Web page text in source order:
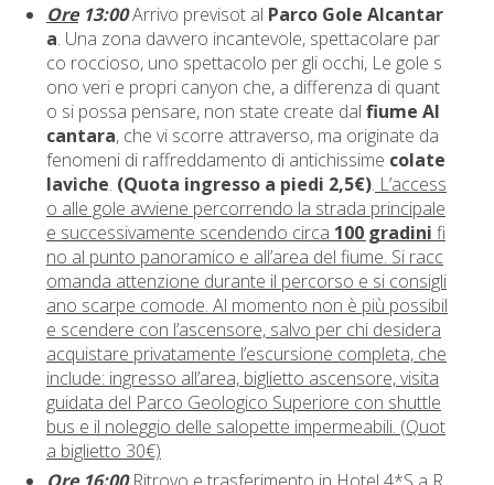
Ore13:00Arrivo previsot al Parco Gole Alcantar
a. Una zona davvero incantevole, spettacolare par
co roccioso, uno spettacolo per gli occhi, Le gole s
ono veri e propri canyon che, a differenza di quant
o si possa pensare, non state create dal fiume Al
cantara, che vi scorre attraverso, ma originate da
fenomeni di raffreddamento di antichissime colate
laviche. (Quota ingresso a piedi 2,5€). L’access
o alle gole avviene percorrendo la strada principale
e successivamente scendendo circa 100 gradini fi
no al punto panoramico e all’area del fiume. Si racc
omanda attenzione durante il percorso e si consigli
ano scarpe comode. Al momento non è più possibil
e scendere con l’ascensore, salvo per chi desidera
acquistare privatamente l’escursione completa, che
include: ingresso all’area, biglietto ascensore, visita
guidata del Parco Geologico Superiore con shuttle
bus e il noleggio delle salopette impermeabili. (Quot
a biglietto 30€)
Ore16:00Ritrovo e trasferimento in Hotel 4*S a R